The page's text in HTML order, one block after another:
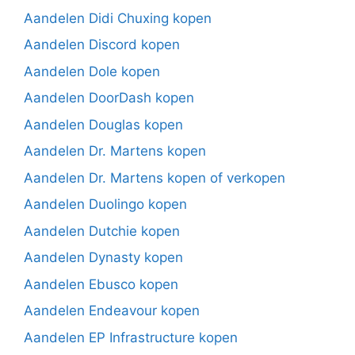
Aandelen Didi Chuxing kopen
Aandelen Discord kopen
Aandelen Dole kopen
Aandelen DoorDash kopen
Aandelen Douglas kopen
Aandelen Dr. Martens kopen
Aandelen Dr. Martens kopen of verkopen
Aandelen Duolingo kopen
Aandelen Dutchie kopen
Aandelen Dynasty kopen
Aandelen Ebusco kopen
Aandelen Endeavour kopen
Aandelen EP Infrastructure kopen